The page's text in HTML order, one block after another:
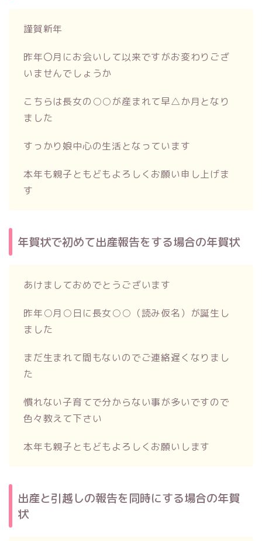
謹賀新年
昨年〇月にお会いして以来ですがお変わりござ
いませんでしょうか
こちらは長女の○○が産まれて早△か月となり
ました
すっかり娘中心の生活となっています
本年も親子ともどもよろしくお願い申し上げま
す
年賀状で初めて出産報告をする場合の年賀状
あけましておめでとうございます
昨年○月○日に長女○○（読み仮名）が誕生し
ました
まだ生まれて間もないのでご連絡遅くなりまし
た
慣れない子育てで分からない事が多いですので
色々教えて下さい
本年も親子ともどもよろしくお願いします
出産と引越しの報告を同時にする場合の年賀
状